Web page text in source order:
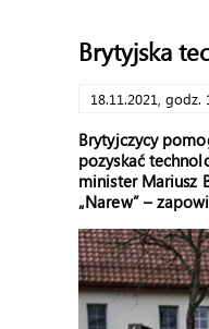
Brytyjska
18.11.2021, godz.
Brytyjczycy
pozyskać
minister Mariusz
„Narew” –